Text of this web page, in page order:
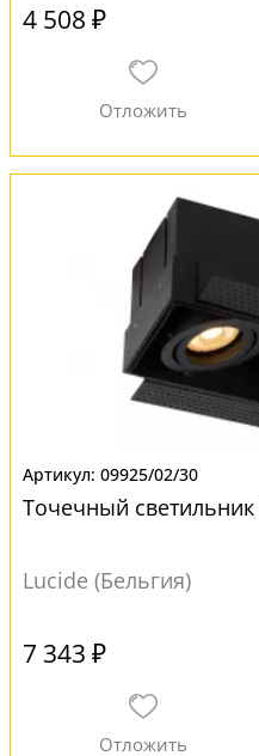
4 508 ₽
09925/02/30
Точечный
Lucide (Бельгия)
7 343 ₽